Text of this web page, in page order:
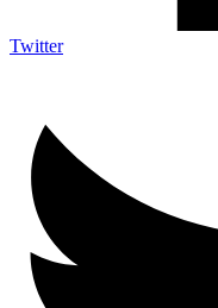
Twitter